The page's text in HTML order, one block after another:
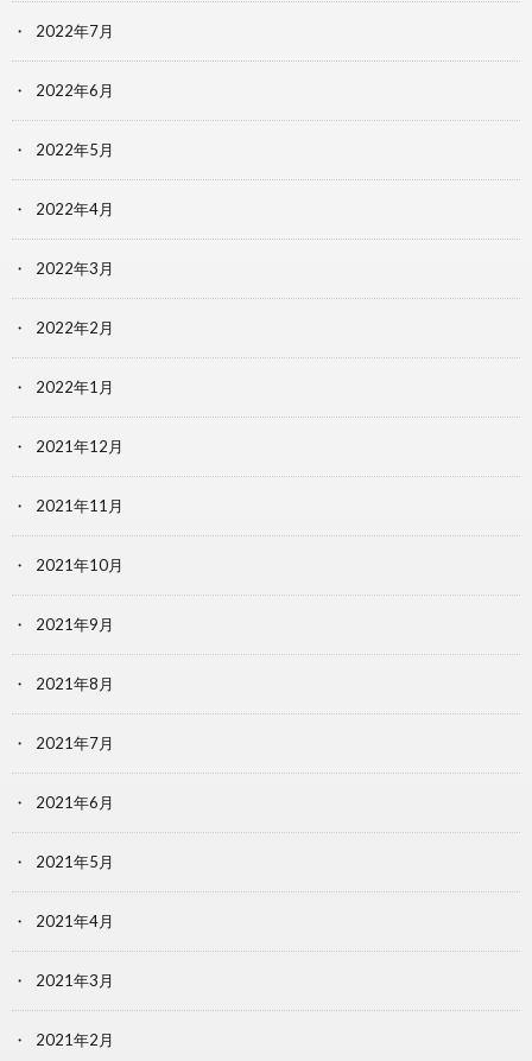
2022年7月
2022年6月
2022年5月
2022年4月
2022年3月
2022年2月
2022年1月
2021年12月
2021年11月
2021年10月
2021年9月
2021年8月
2021年7月
2021年6月
2021年5月
2021年4月
2021年3月
2021年2月